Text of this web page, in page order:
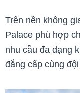
Trên nền không
Palace phù hợp
nhu cầu đa dạng
đẳng cấp cùng